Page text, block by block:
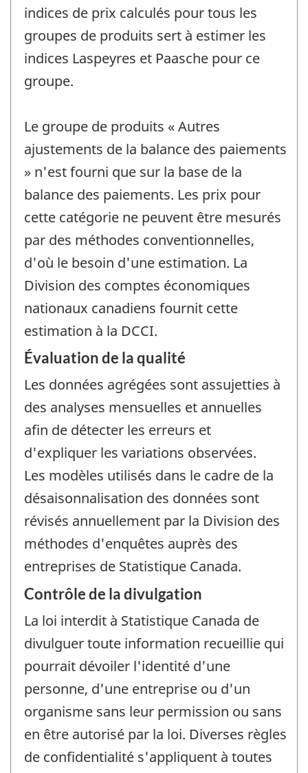
indices de prix calculés pour tous les
groupes de produits sert à estimer les
indices Laspeyres et Paasche pour ce
groupe.
Le groupe de produits « Autres
ajustements de la balance des paiements
» n'est fourni que sur la base de la
balance des paiements. Les prix pour
cette catégorie ne peuvent être mesurés
par des méthodes conventionnelles,
d'où le besoin d'une estimation. La
Division des comptes économiques
nationaux canadiens fournit cette
estimation à la DCCI.
Évaluation de la qualité
Les données agrégées sont assujetties à
des analyses mensuelles et annuelles
afin de détecter les erreurs et
d'expliquer les variations observées.
Les modèles utilisés dans le cadre de la
désaisonnalisation des données sont
révisés annuellement par la Division des
méthodes d'enquêtes auprès des
entreprises de Statistique Canada.
Contrôle de la divulgation
La loi interdit à Statistique Canada de
divulguer toute information recueillie qui
pourrait dévoiler l'identité d'une
personne, d'une entreprise ou d'un
organisme sans leur permission ou sans
en être autorisé par la loi. Diverses règles
de confidentialité s'appliquent à toutes